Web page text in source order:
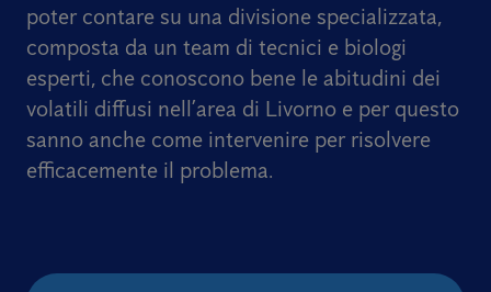
poter contare su una divisione specializzata,
composta da un team di tecnici e biologi
esperti, che conoscono bene le abitudini dei
volatili diffusi nell’area di Livorno e per questo
sanno anche come intervenire per risolvere
efficacemente il problema.